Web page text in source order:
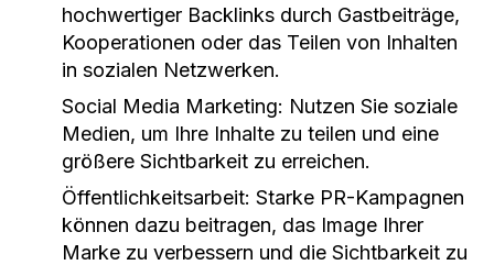
hochwertiger Backlinks durch Gastbeiträge,
Kooperationen oder das Teilen von Inhalten
in sozialen Netzwerken.
Social Media Marketing: Nutzen Sie soziale
Medien, um Ihre Inhalte zu teilen und eine
größere Sichtbarkeit zu erreichen.
Öffentlichkeitsarbeit: Starke PR-Kampagnen
können dazu beitragen, das Image Ihrer
Marke zu verbessern und die Sichtbarkeit zu